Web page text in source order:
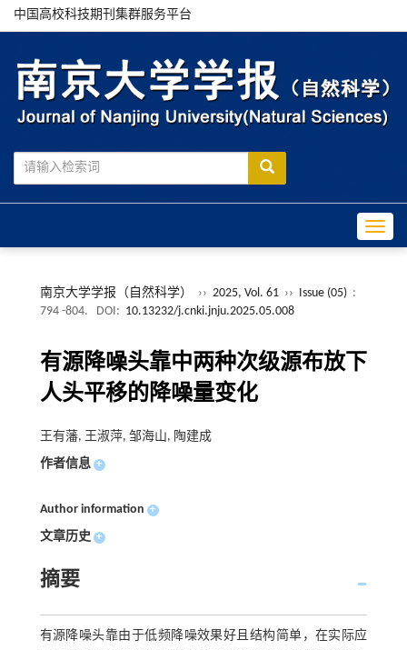
中国高校科技期刊集群服务平台
南京大学学报（自然科学） ›› 2025, Vol. 61 ›› Issue (05) :
794 -804.
DOI: 10.13232/j.cnki.jnju.2025.05.008
有源降噪头靠中两种次级源布放下
人头平移的降噪量变化
王有藩, 王淑萍, 邹海山, 陶建成
作者信息 +
Author information +
文章历史 +
摘要
有源降噪头靠由于低频降噪效果好且结构简单，在实际应